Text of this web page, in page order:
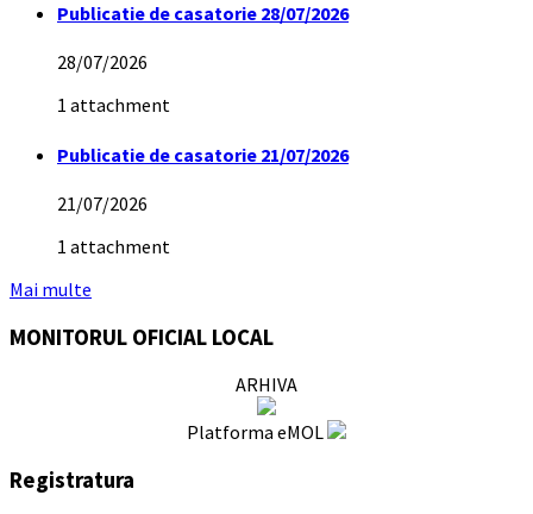
Publicatie de casatorie 28/07/2026
28/07/2026
1 attachment
Publicatie de casatorie 21/07/2026
21/07/2026
1 attachment
Mai multe
MONITORUL OFICIAL LOCAL
ARHIVA
Platforma eMOL
Registratura